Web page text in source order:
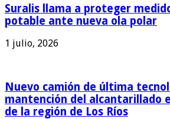
Suralis llama a proteger
potable ante nueva ola polar
1 julio, 2026
Nuevo camión de última
mantención del alcantarillado
de la región de Los Ríos